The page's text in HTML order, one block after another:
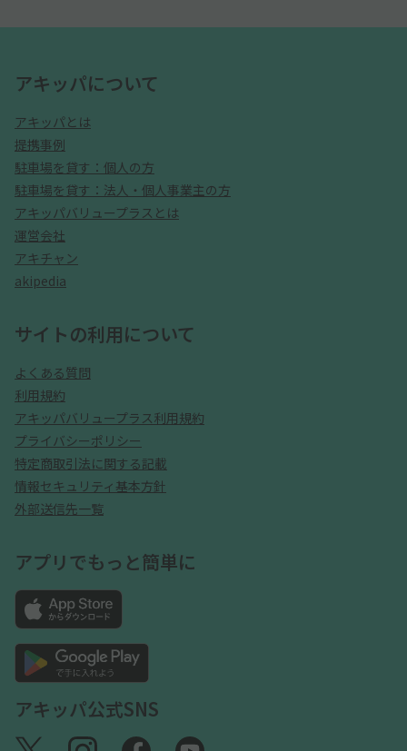
アキッパについて
アキッパとは
提携事例
駐車場を貸す：個人の方
駐車場を貸す：法人・個人事業主の方
アキッパバリュープラスとは
運営会社
アキチャン
akipedia
サイトの利用について
よくある質問
利用規約
アキッパバリュープラス利用規約
プライバシーポリシー
特定商取引法に関する記載
情報セキュリティ基本方針
外部送信先一覧
アプリでもっと簡単に
アキッパ公式SNS